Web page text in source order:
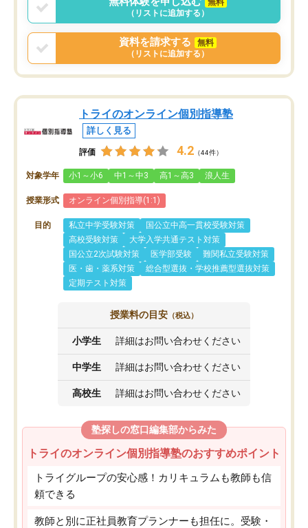
まりに短期での変更だった為、塾に通
う事にして退会しました。遅れも取り
戻せ、授業内容や講師の方は良かった
と思います。
無料
（リストに追加する）
資料を請求する
無料
（リストに追加する）
トライのオンライン個別指導塾
詳しく見る
評価 4.2 （44件）
対象学年 小1～小6 中1～中3 高1～高3 浪人生
授業形式 オンライン個別指導(1:1)
目的 私立中学受験対策
国公立中高一貫校受験対策
高校受験対策
大学入学共通テスト対策
国公立2次試験対策
医学部受験
難関私立受験対策
医・歯・薬系対策
総合型選抜・学校推薦型選抜対策
定期テスト対策
授業料の目安 （税込）
小学生 詳細はお問い合わせください
中学生 詳細はお問い合わせください
高校生 詳細はお問い合わせください
塾探しの窓口編集部からみた
トライのオンライン個別指導塾のおすすめポイント
トライグループの安心感！カリキュラムも教師も信
頼できる
教師と別に正社員教育プランナーも担任に。受験・